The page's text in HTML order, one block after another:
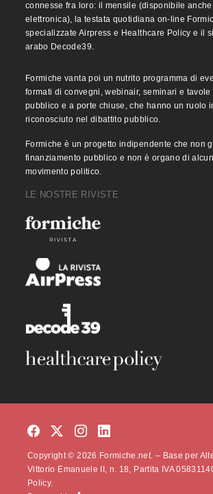
connesse fra loro: il mensile (disponibile
elettronica), la testata quotidiana on-line
specializzate Airpress e Healthcare Policy e il
arabo Decode39.
Formiche vanta poi un nutrito programma di
formati di convegni, webinair, seminari e tavole
pubblico e a porte chiuse, che hanno un ruolo
riconosciuto nel dibattito pubblico.
Formiche è un progetto indipendente che non
finanziamento pubblico e non è organo di
movimento politico.
LE NOSTRE RIVISTE
Copyright © 2026 Formiche.net. – Base per
Vittorio Emanuele II, n. 18, Partita IVA
Policy.